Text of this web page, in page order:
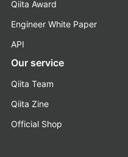
Qiita Award
Engineer White Paper
API
Our service
Qiita Team
Qiita Zine
Official Shop